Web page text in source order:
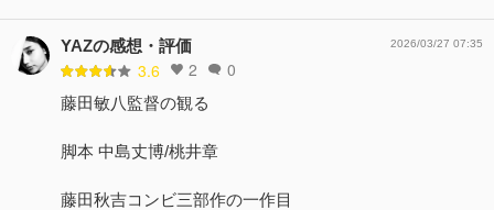
YAZの感想・評価
3.6 2 0
2026/03/27 07:35
藤田敏八監督の観る
脚本 中島丈博/桃井章
藤田秋吉コンビ三部作の一作目